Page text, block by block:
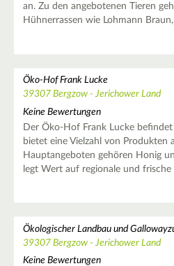
an. Zu den angebotenen Tieren
Hühnerrassen wie Lohmann
Öko-Hof Frank Lucke
39307 Bergzow - Jerichower Land
Keine Bewertungen
Der Öko-Hof Frank Lucke
bietet eine Vielzahl von Produkten
Hauptangeboten gehören Honig
legt Wert auf regionale und frische
Ökologischer Landbau und
39307 Bergzow - Jerichower Land
Keine Bewertungen